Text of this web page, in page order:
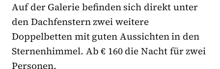
Auf der Galerie befinden sich direkt unter
den Dachfenstern zwei weitere
Doppelbetten mit guten Aussichten in den
Sternenhimmel. Ab € 160 die Nacht für zwei
Personen.